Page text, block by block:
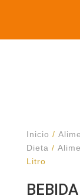
Inicio /
Dieta /
Litro